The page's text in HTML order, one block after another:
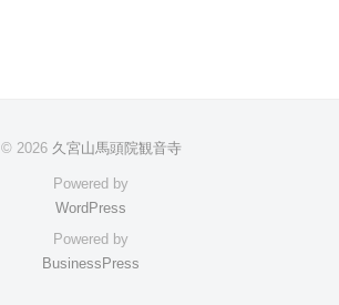
© 2026 久宮山馬頭院観音寺
Powered by
WordPress
Powered by
BusinessPress